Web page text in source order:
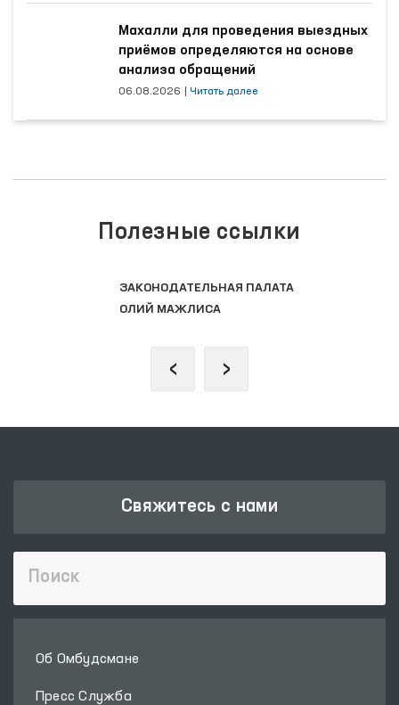
Махалли для проведения выездных
приёмов определяются на основе
анализа обращений
06.08.2026 Читать далее
Полезные ссылки
ЗАКОНОДАТЕЛЬНАЯ ПАЛАТА
ОЛИЙ МАЖЛИСА
‹ ›
Свяжитесь с нами
Об Омбудсмане
Пресс Служба